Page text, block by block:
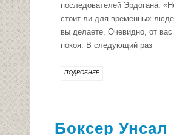
последователей Эрдогана.
стоит ли для временных
вы делаете. Очевидно, от
покоя. В следующий раз
ПОДРОБНЕЕ
Боксер Унсал